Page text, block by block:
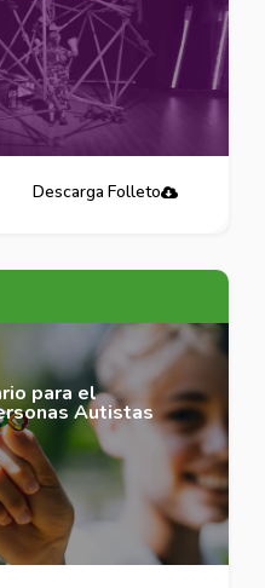
Descarga Folleto
para el
Autistas